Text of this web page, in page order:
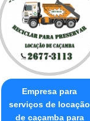
Empresa para
serviços de locação
de caçamba para